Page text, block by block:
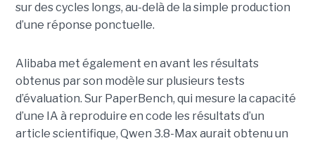
sur des cycles longs, au-delà de la simple production
d’une réponse ponctuelle.
Alibaba met également en avant les résultats
obtenus par son modèle sur plusieurs tests
d’évaluation. Sur PaperBench, qui mesure la capacité
d’une IA à reproduire en code les résultats d’un
article scientifique, Qwen 3.8-Max aurait obtenu un